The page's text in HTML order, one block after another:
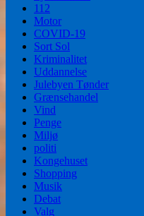
112
Motor
COVID-19
Sort Sol
Kriminalitet
Uddannelse
Julebyen Tønder
Grænsehandel
Vind
Penge
Miljø
politi
Kongehuset
Shopping
Musik
Debat
Valg